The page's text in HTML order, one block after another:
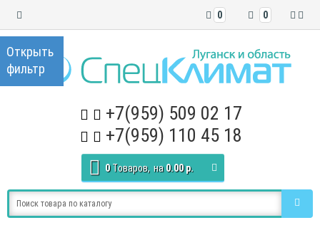
0
0
+7(959) 509 02 17
+7(959) 110 45 18
0 Tоваров, на 0.00 р.